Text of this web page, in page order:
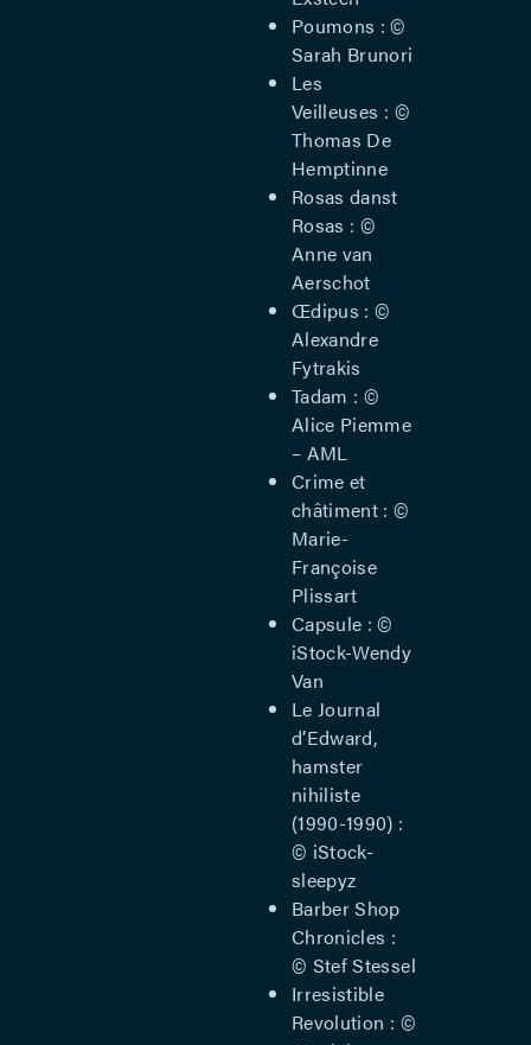
Poumons : ©
Sarah Brunori
Les
Veilleuses : ©
Thomas De
Hemptinne
Rosas danst
Rosas : ©
Anne van
Aerschot
Œdipus : ©
Alexandre
Fytrakis
Tadam : ©
Alice Piemme
– AML
Crime et
châtiment : ©
Marie-
Françoise
Plissart
Capsule : ©
iStock-Wendy
Van
Le Journal
d’Edward,
hamster
nihiliste
(1990-1990) :
© iStock-
sleepyz
Barber Shop
Chronicles :
© Stef Stessel
Irresistible
Revolution : ©